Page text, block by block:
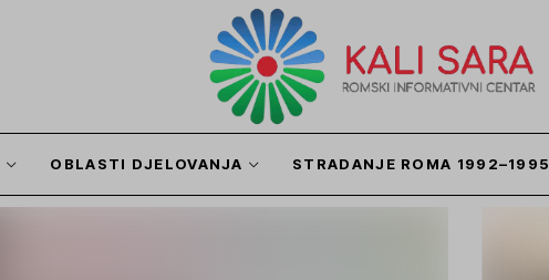
OBLASTI DJELOVANJA STRADANJE ROMA 1992–1995